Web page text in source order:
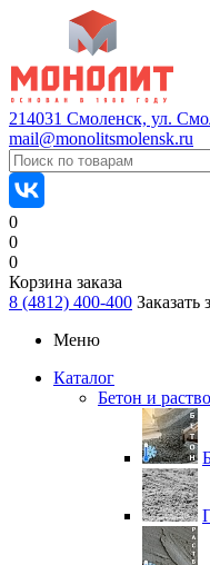
214031 Смоленск, ул.
mail@monolitsmolensk.ru
0
0
0
Корзина заказа
8 (4812) 400-400 Заказать
Меню
Каталог
Бетон и